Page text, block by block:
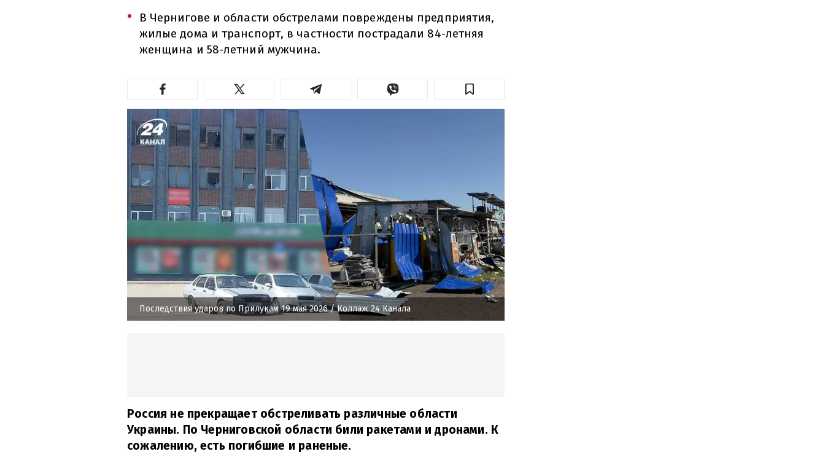
В Чернигове и области обстрелами повреждены предприятия,
жилые дома и транспорт, в частности пострадали 84-летняя
женщина и 58-летний мужчина.
Последствия ударов по Прилукам 19 мая 2026/ Коллаж 24 Канала
Россия не прекращает обстреливать различные области
Украины. По Черниговской области били ракетами и дронами. К
сожалению, есть погибшие и раненые.